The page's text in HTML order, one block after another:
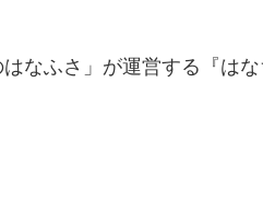
なふさ」が運営する『は